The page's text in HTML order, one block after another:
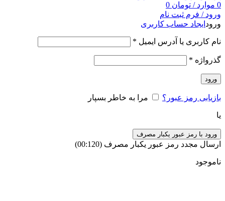
0 موارد / تومان
ورود / فرم ثبت نام
ورود ایجاد حساب کاربری
نام کاربری یا آدرس ایمیل *
گذرواژه *
ورود
بازیابی رمز عبور؟ مرا به خاطر بسپار
یا
ورود با رمز عبور یکبار مصرف
ارسال مجدد رمز عبور یکبار مصرف (00:
120
)
ناموجود